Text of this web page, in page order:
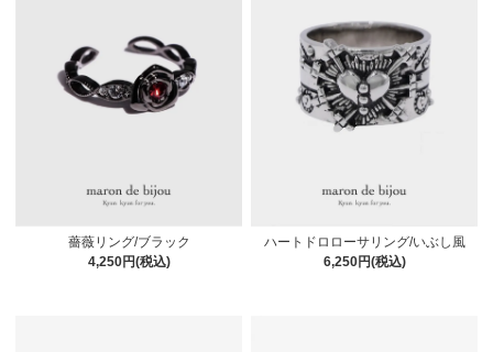
薔薇リング/ブラック
4,250円(税込)
ハートドロローサリング/いぶし風
6,250円(税込)